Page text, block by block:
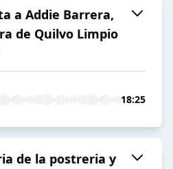
a Addie Barrera,
de Quilvo Limpio
18:25
de la postreria y